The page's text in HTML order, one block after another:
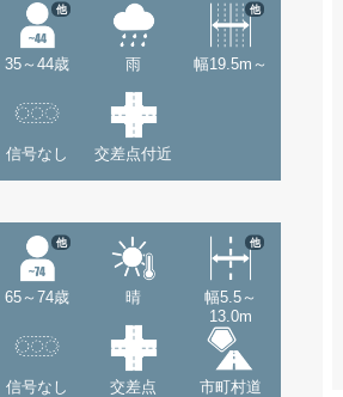
35～44歳
他
雨 幅19.5m～
他
信号なし 交差点付近
65～74歳
他
晴
幅5.5～
13.0m
他
信号なし 交差点 市町村道